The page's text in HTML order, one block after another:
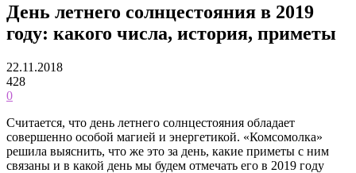
День летнего солнцестояния в 2019
году: какого числа, история, приметы
22.11.2018
428
0
Считается, что день летнего солнцестояния обладает
совершенно особой магией и энергетикой. «Комсомолка»
решила выяснить, что же это за день, какие приметы с ним
связаны и в какой день мы будем отмечать его в 2019 году